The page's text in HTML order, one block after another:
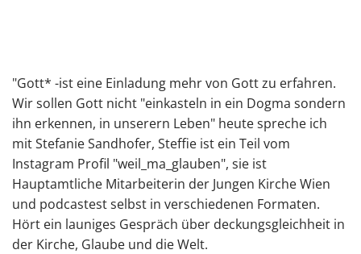
"Gott* -ist eine Einladung mehr von Gott zu erfahren.
Wir sollen Gott nicht "einkasteln in ein Dogma sondern
ihn erkennen, in unserern Leben" heute spreche ich
mit Stefanie Sandhofer, Steffie ist ein Teil vom
Instagram Profil "weil_ma_glauben", sie ist
Hauptamtliche Mitarbeiterin der Jungen Kirche Wien
und podcastest selbst in verschiedenen Formaten.
Hört ein launiges Gespräch über deckungsgleichheit in
der Kirche, Glaube und die Welt.